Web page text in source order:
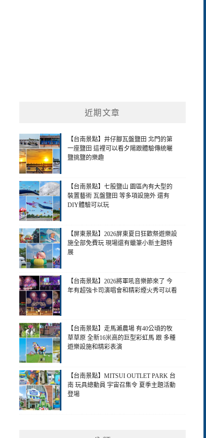
近期文章
【台南景點】井仔腳瓦盤鹽田 北門的第
一座鹽田 這裡可以看夕陽跟體驗傳統曬
鹽挑鹽的樂趣
【台南景點】七股鹽山 園區內有大型的
裝置藝術 瓦盤鹽田 等多項設施外 還有
DIY體驗可以玩
【屏東景點】2026屏東夏日狂歡祭遊樂設
施全部免費玩 現場還有蠟筆小新主題特
展
【台南景點】2026將軍吼音樂節來了 今
年有超強卡司演唱會和精彩煙火秀可以看
【台南景點】走馬瀨農場 有40公頃的牧
草草原 全新16米高的巨型彩虹馬 跟 多種
遊樂設施和精彩表演
【台南景點】MITSUI OUTLET PARK 台
南 玩具總動員 宇宙召集令 夏季主題活動
登場